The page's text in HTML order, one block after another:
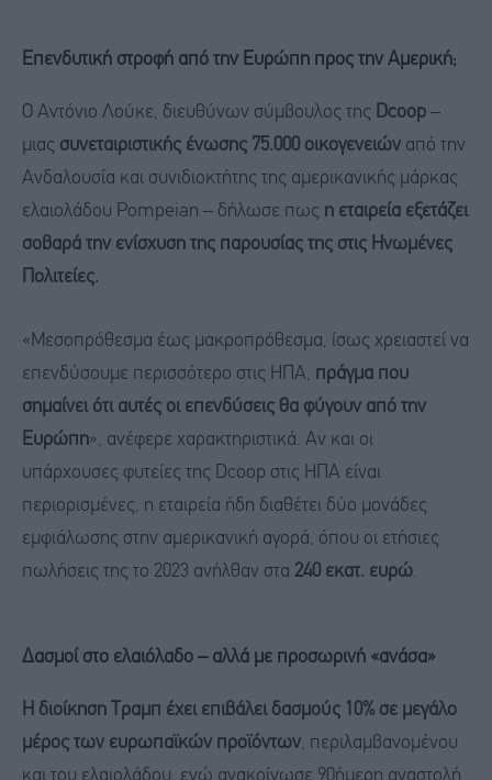
Επενδυτική στροφή από την Ευρώπη προς την Αμερική;
Ο Αντόνιο Λούκε, διευθύνων σύμβουλος της Dcoop –
μιας συνεταιριστικής ένωσης 75.000 οικογενειών από την
Ανδαλουσία και συνιδιοκτήτης της αμερικανικής μάρκας
ελαιολάδου Pompeian – δήλωσε πως η εταιρεία εξετάζει
σοβαρά την ενίσχυση της παρουσίας της στις Ηνωμένες
Πολιτείες.
«Μεσοπρόθεσμα έως μακροπρόθεσμα, ίσως χρειαστεί να
επενδύσουμε περισσότερο στις ΗΠΑ, πράγμα που
σημαίνει ότι αυτές οι επενδύσεις θα φύγουν από την
Ευρώπη», ανέφερε χαρακτηριστικά. Αν και οι
υπάρχουσες φυτείες της Dcoop στις ΗΠΑ είναι
περιορισμένες, η εταιρεία ήδη διαθέτει δύο μονάδες
εμφιάλωσης στην αμερικανική αγορά, όπου οι ετήσιες
πωλήσεις της το 2023 ανήλθαν στα 240 εκατ. ευρώ.
Δασμοί στο ελαιόλαδο – αλλά με προσωρινή «ανάσα»
Η διοίκηση Τραμπ έχει επιβάλει δασμούς 10% σε μεγάλο
μέρος των ευρωπαϊκών προϊόντων, περιλαμβανομένου